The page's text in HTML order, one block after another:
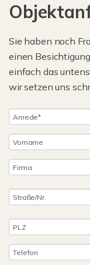
Sie haben noch
einen
einfach das
wir setzen uns